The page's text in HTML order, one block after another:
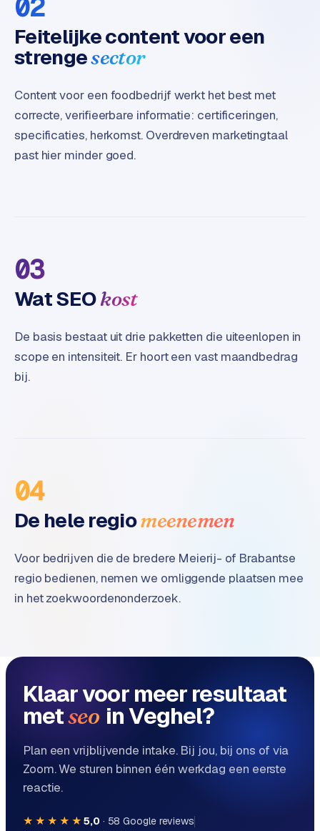
e
i
e
r
I
n
d
e
e
B
B
u
t
t
o
02
Feitelijke content voor een
strengesector
Content voor een foodbedrijf werkt het best met
correcte, verifieerbare informatie: certificeringen,
specificaties, herkomst. Overdreven marketingtaal
past hier minder goed.
03
Wat SEOkost
De basis bestaat uit drie pakketten die uiteenlopen in
scope en intensiteit. Er hoort een vast maandbedrag
bij.
04
De hele regiomeenemen
Voor bedrijven die de bredere Meierij- of Brabantse
regio bedienen, nemen we omliggende plaatsen mee
in het zoekwoordenonderzoek.
Klaar voor meer resultaat
metseo in Veghel?
Plan een vrijblijvende intake. Bij jou, bij ons of via
Zoom. We sturen binnen één werkdag een eerste
reactie.
★★★★★ 5,0· 58 Google reviews